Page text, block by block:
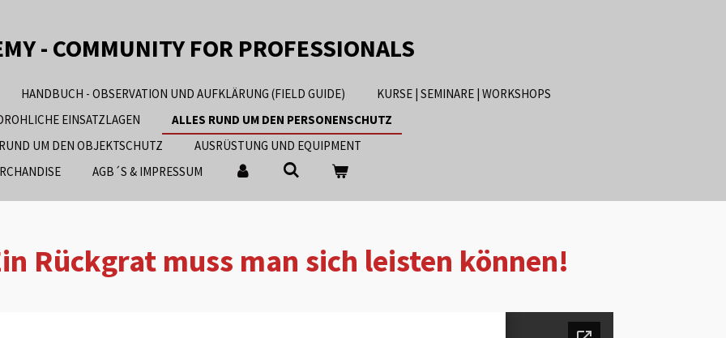
- COMMUNITY FOR PROFESSIONALS
HANDBUCH - OBSERVATION UND AUFKLÄRUNG (FIELD GUIDE)
KURSE | SEMINARE | WORKSHOPS
EINSATZLAGEN
ALLES RUND UM DEN PERSONENSCHUTZ
UM DEN OBJEKTSCHUTZ
AUSRÜSTUNG UND EQUIPMENT
AGB´S & IMPRESSUM
Rückgrat muss man sich leisten können!